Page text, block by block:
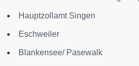
Hauptzollamt Singen
Eschweiler
Blankensee/ Pasewalk